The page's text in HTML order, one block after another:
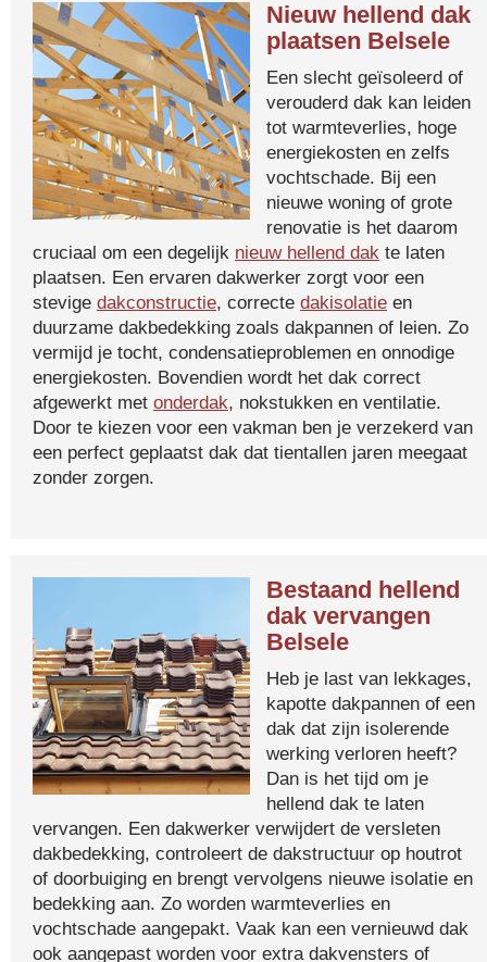
Nieuw hellend dak
plaatsen Belsele
Een slecht geïsoleerd of
verouderd dak kan leiden
tot warmteverlies, hoge
energiekosten en zelfs
vochtschade. Bij een
nieuwe woning of grote
renovatie is het daarom
cruciaal om een degelijk nieuw hellend dak te laten
plaatsen. Een ervaren dakwerker zorgt voor een
stevige dakconstructie, correcte dakisolatie en
duurzame dakbedekking zoals dakpannen of leien. Zo
vermijd je tocht, condensatieproblemen en onnodige
energiekosten. Bovendien wordt het dak correct
afgewerkt met onderdak, nokstukken en ventilatie.
Door te kiezen voor een vakman ben je verzekerd van
een perfect geplaatst dak dat tientallen jaren meegaat
zonder zorgen.
Bestaand hellend
dak vervangen
Belsele
Heb je last van lekkages,
kapotte dakpannen of een
dak dat zijn isolerende
werking verloren heeft?
Dan is het tijd om je
hellend dak te laten
vervangen. Een dakwerker verwijdert de versleten
dakbedekking, controleert de dakstructuur op houtrot
of doorbuiging en brengt vervolgens nieuwe isolatie en
bedekking aan. Zo worden warmteverlies en
vochtschade aangepakt. Vaak kan een vernieuwd dak
ook aangepast worden voor extra dakvensters of